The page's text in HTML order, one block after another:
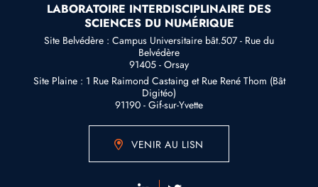
LABORATOIRE INTERDISCIPLINAIRE DES
SCIENCES DU NUMÉRIQUE
Site Belvédère : Campus Universitaire bât.507 - Rue du
Belvédère
91405 - Orsay
Site Plaine : 1 Rue Raimond Castaing et Rue René Thom (Bât
Digitéo)
91190 - Gif-sur-Yvette
VENIR AU LISN